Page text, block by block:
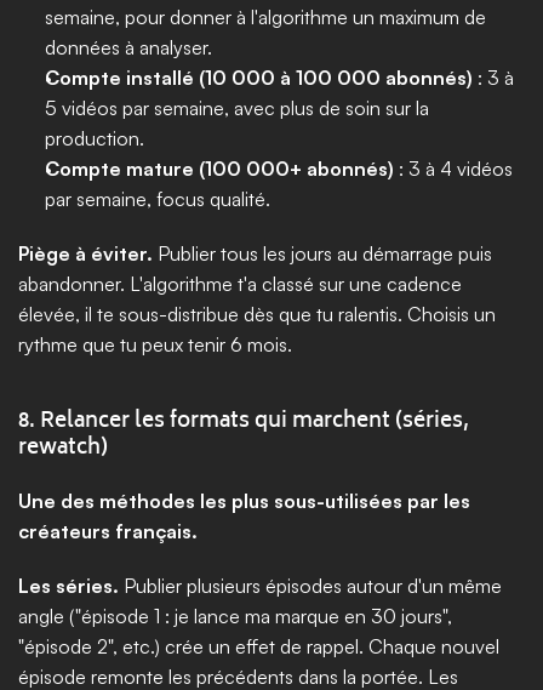
semaine, pour donner à l'algorithme un maximum de
données à analyser.
Compte installé (10 000 à 100 000 abonnés) : 3 à
5 vidéos par semaine, avec plus de soin sur la
production.
Compte mature (100 000+ abonnés) : 3 à 4 vidéos
par semaine, focus qualité.
Piège à éviter. Publier tous les jours au démarrage puis
abandonner. L'algorithme t'a classé sur une cadence
élevée, il te sous-distribue dès que tu ralentis. Choisis un
rythme que tu peux tenir 6 mois.
8. Relancer les formats qui marchent (séries,
rewatch)
Une des méthodes les plus sous-utilisées par les
créateurs français.
Les séries. Publier plusieurs épisodes autour d'un même
angle ("épisode 1 : je lance ma marque en 30 jours",
"épisode 2", etc.) crée un effet de rappel. Chaque nouvel
épisode remonte les précédents dans la portée. Les